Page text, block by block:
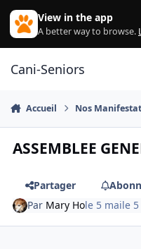
Aller au contenu
View in the app
A better way to browse.
Cani-Seniors
Accueil Nos
ASSEMBLEE
Partager
Par Mary Hole 5 maile